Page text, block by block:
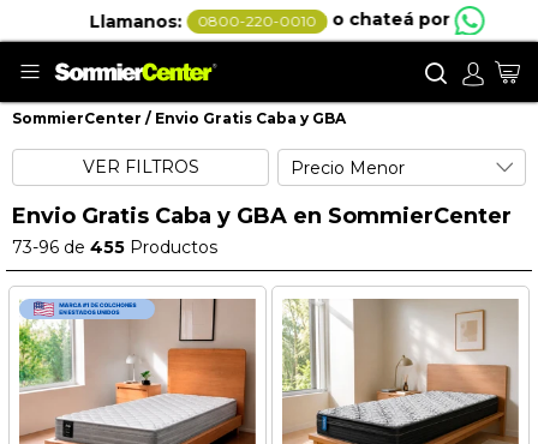
Llamanos: 0800-220-0010 o chateá por
Buscar
SommierCenter Envio Gratis Caba y GBA
Envio Gratis Caba y GBA
VER FILTROS
Envio Gratis Caba y GBA en SommierCenter
73-96 de 455 Productos